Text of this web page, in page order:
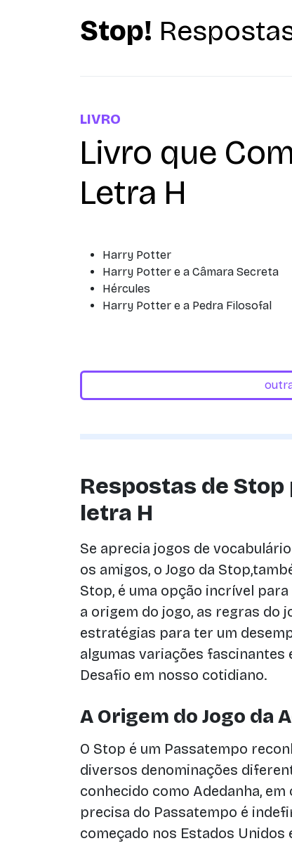
Stop!
LIVRO
Livro que
Letra H
Harry Potter
Harry Potter e a Câmara Secreta
Hércules
Harry Potter e a Pedra Filosofal
Respostas de
letra H
Se aprecia jogos de
os amigos, o Jogo da
Stop, é uma opção incrível
a origem do jogo, as regras do
estratégias para ter um
algumas variações fascinantes
Desafio em nosso cotidiano.
A Origem do Jogo da
O Stop é um Passatempo
diversos denominações
conhecido como Adedanha,
precisa do Passatempo é
começado nos Estados